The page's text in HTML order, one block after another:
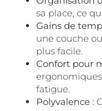
sa place, ce
Gains de
une couche
plus facile.
Confort pour
fatigue.
Polyvalence :